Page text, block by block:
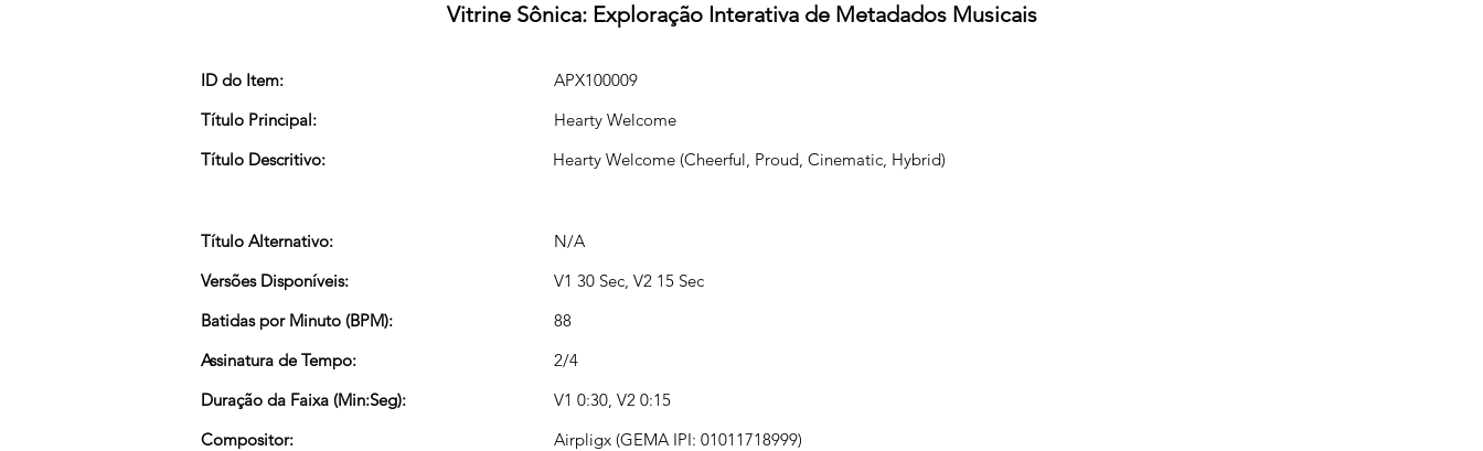
Vitrine Sônica: Exploração Interativa de Metadados Musicais
ID do Item:
APX100009
Título Principal:
Hearty Welcome
Hearty Welcome (Cheerful, Proud, Cinematic, Hybrid)
Título Descritivo:
Título Alternativo:
N/A
Versões Disponíveis:
V1 30 Sec, V2 15 Sec
Batidas por Minuto (BPM):
88
Assinatura de Tempo:
2/4
Duração da Faixa (Min:Seg):
V1 0:30, V2 0:15
Compositor:
Airpligx (GEMA IPI: 01011718999)